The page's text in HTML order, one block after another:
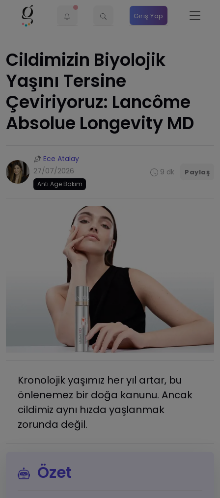
Giriş Yap
Cildimizin Biyolojik
Yaşını Tersine
Çeviriyoruz: Lancôme
Absolue Longevity MD
Ece Atalay
27/07/2026
Anti Age Bakım
9 dk Paylaş
Kronolojik yaşımız her yıl artar, bu
önlenemez bir doğa kanunu. Ancak
cildimiz aynı hızda yaşlanmak
zorunda değil.
Özet